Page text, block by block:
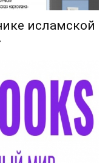
исламской